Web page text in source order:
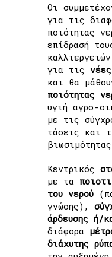
Οι
για τις
ποιότητας
επίδρασή
για τις
και θα
ποιότητας
υγιή αγρο-
με τις
τάσεις και
Κεντρικός
με τα
του νερού
γνώσης),
άρδευσης ή/
διάφορα
διάχυτης